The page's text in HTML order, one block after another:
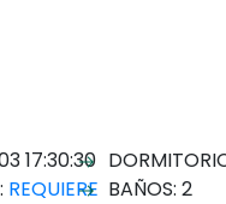
17:30:30
REQUIERE BAÑOS: 2